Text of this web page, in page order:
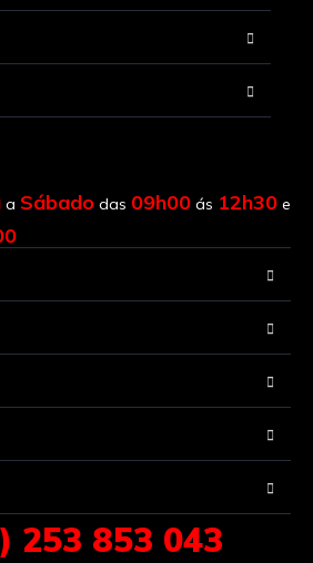
a Sábado das 09h00 ás 12h30 e
253 853 043